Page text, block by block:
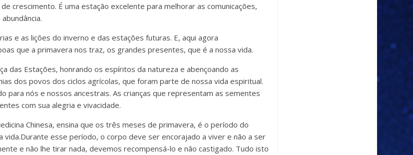
crescimento. É uma estação excelente para melhorar as comunicações,
e as lições do inverno e das estações futuras. E, aqui agora
que a primavera nos traz, os grandes presentes, que é a nossa vida.
das Estações, honrando os espíritos da natureza e abençoando as
dos povos dos ciclos agrícolas, que foram parte de nossa vida espiritual.
para nós e nossos ancestrais. As crianças que representam as sementes
com sua alegria e vivacidade.
Chinesa, ensina que os três meses de primavera, é o período do
vida.Durante esse período, o corpo deve ser encorajado a viver e não a ser
e não lhe tirar nada, devemos recompensá-lo e não castigado. Tudo isto